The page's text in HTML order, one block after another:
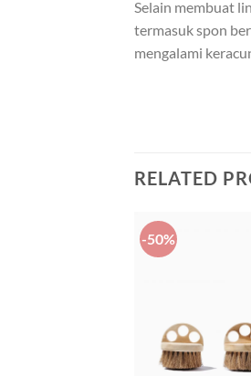
Selain membuat
termasuk spon
mengalami
RELATED
-50%